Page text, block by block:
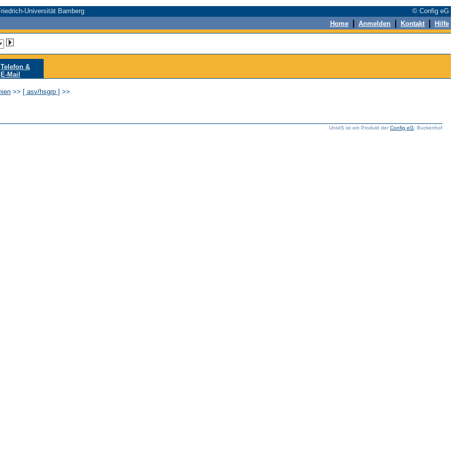
Universität Bamberg
© Config eG
Home Anmelden Kontakt Hilfe
Telefon &
E-Mail
>> [ asv/hsgrp ] >>
UnivIS ist ein Produkt derConfig eG , Buckenhof